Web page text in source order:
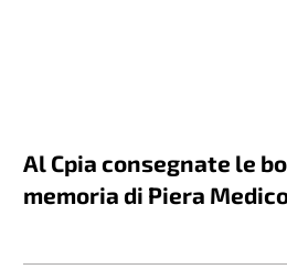
Al Cpia consegnate le
memoria di Piera